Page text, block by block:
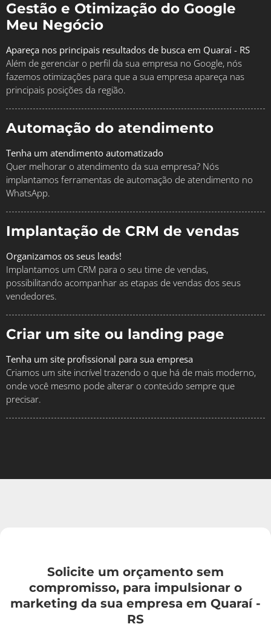
Gestão e Otimização do Google
Meu Negócio
Apareça nos principais resultados de busca em Quaraí - RS
Além de gerenciar o perfil da sua empresa no Google, nós
fazemos otimizações para que a sua empresa apareça nas
principais posições da região.
Automação do atendimento
Tenha um atendimento automatizado
Quer melhorar o atendimento da sua empresa? Nós
implantamos ferramentas de automação de atendimento no
WhatsApp.
Implantação de CRM de vendas
Organizamos os seus leads!
Implantamos um CRM para o seu time de vendas,
possibilitando acompanhar as etapas de vendas dos seus
vendedores.
Criar um site ou landing page
Tenha um site profissional para sua empresa
Criamos um site incrível trazendo o que há de mais moderno,
onde você mesmo pode alterar o conteúdo sempre que
precisar.
Solicite um orçamento sem
compromisso, para impulsionar o
marketing da sua empresa em Quaraí -
RS